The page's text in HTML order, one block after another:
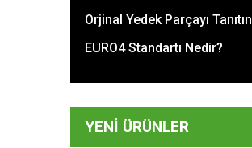
Orjinal Yedek Parçayı Tanıtın
EURO4 Standartı Nedir?
YENI ÜRÜNLER